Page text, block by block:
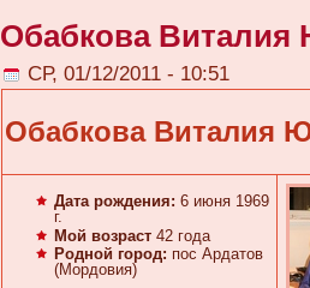
Обабкова Виталия
СР, 01/12/2011 - 10:51
Обабкова Виталия
Дата рождения: 6 июня 1969
г.
Мой возраст 42 года
Родной город: пос Ардатов
(Мордовия)